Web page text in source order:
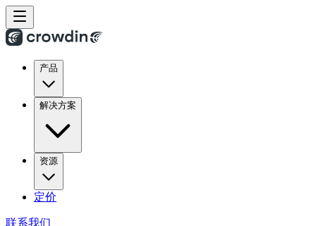
产品
解决方案
资源
定价
联系我们